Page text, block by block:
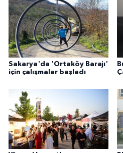
Sakarya'da 'Ortaköy Barajı'
için çalışmalar başladı